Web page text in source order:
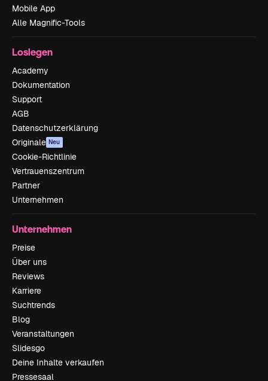
Mobile App
Alle Magnific-Tools
Loslegen
Academy
Dokumentation
Support
AGB
Datenschutzerklärung
Originale Neu
Cookie-Richtlinie
Vertrauenszentrum
Partner
Unternehmen
Unternehmen
Preise
Über uns
Reviews
Karriere
Suchtrends
Blog
Veranstaltungen
Slidesgo
Deine Inhalte verkaufen
Pressesaal